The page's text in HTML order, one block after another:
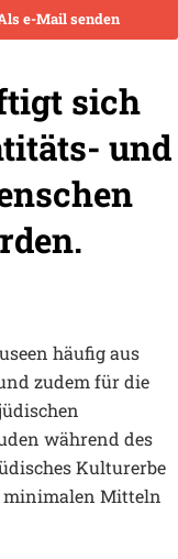
e-Mail senden
sich
und
häufig aus
zudem für die
während des
Kulturerbe
minimalen Mitteln